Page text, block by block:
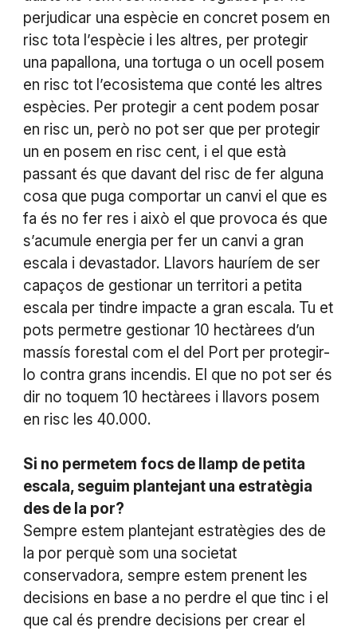
perjudicar una espècie en concret posem en
risc tota l’espècie i les altres, per protegir
una papallona, una tortuga o un ocell posem
en risc tot l’ecosistema que conté les altres
espècies. Per protegir a cent podem posar
en risc un, però no pot ser que per protegir
un en posem en risc cent, i el que està
passant és que davant del risc de fer alguna
cosa que puga comportar un canvi el que es
fa és no fer res i això el que provoca és que
s’acumule energia per fer un canvi a gran
escala i devastador. Llavors hauríem de ser
capaços de gestionar un territori a petita
escala per tindre impacte a gran escala. Tu et
pots permetre gestionar 10 hectàrees d’un
massís forestal com el del Port per protegir-
lo contra grans incendis. El que no pot ser és
dir no toquem 10 hectàrees i llavors posem
en risc les 40.000.
Si no permetem focs de llamp de petita
escala, seguim plantejant una estratègia
des de la por?
Sempre estem plantejant estratègies des de
la por perquè som una societat
conservadora, sempre estem prenent les
decisions en base a no perdre el que tinc i el
que cal és prendre decisions per crear el